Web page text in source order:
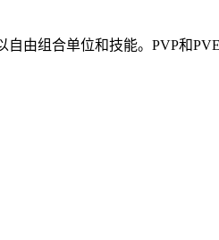
由组合单位和技能。PVP和